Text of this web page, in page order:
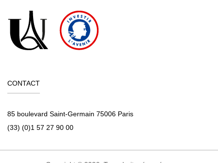
CONTACT
85 boulevard Saint-Germain 75006 Paris
(33) (0)1 57 27 90 00